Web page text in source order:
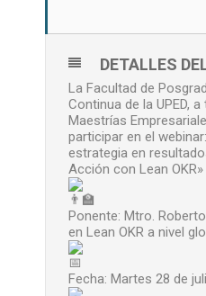
DETALLES
La Facultad de
Continua de la UPED,
Maestrías
participar en el
estrategia en
Acción con Lean OKR»
Ponente: Mtro.
en Lean OKR a nivel
Fecha: Martes 28 de